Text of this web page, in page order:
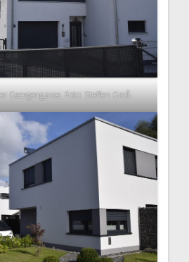
Georgengasse. Foto: Steffen Groß